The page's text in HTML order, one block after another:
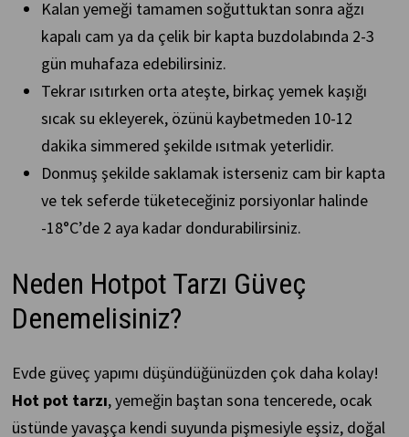
Kalan yemeği tamamen soğuttuktan sonra ağzı
kapalı cam ya da çelik bir kapta buzdolabında 2-3
gün muhafaza edebilirsiniz.
Tekrar ısıtırken orta ateşte, birkaç yemek kaşığı
sıcak su ekleyerek, özünü kaybetmeden 10-12
dakika simmered şekilde ısıtmak yeterlidir.
Donmuş şekilde saklamak isterseniz cam bir kapta
ve tek seferde tüketeceğiniz porsiyonlar halinde
-18°C’de 2 aya kadar dondurabilirsiniz.
Neden Hotpot Tarzı Güveç
Denemelisiniz?
Evde güveç yapımı düşündüğünüzden çok daha kolay!
Hot pot tarzı, yemeğin baştan sona tencerede, ocak
üstünde yavaşça kendi suyunda pişmesiyle eşsiz, doğal